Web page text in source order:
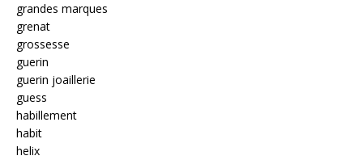
grandes marques
grenat
grossesse
guerin
guerin joaillerie
guess
habillement
habit
helix